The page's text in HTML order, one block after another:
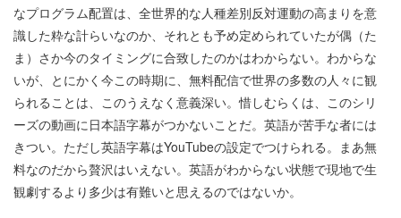
なプログラム配置は、全世界的な人種差別反対運動の高まりを意
識した粋な計らいなのか、それとも予め定められていたが偶（た
ま）さか今のタイミングに合致したのかはわからない。わからな
いが、とにかく今この時期に、無料配信で世界の多数の人々に観
られることは、このうえなく意義深い。惜しむらくは、このシリ
ーズの動画に日本語字幕がつかないことだ。英語が苦手な者には
きつい。ただし英語字幕はYouTubeの設定でつけられる。まあ無
料なのだから贅沢はいえない。英語がわからない状態で現地で生
観劇するより多少は有難いと思えるのではないか。